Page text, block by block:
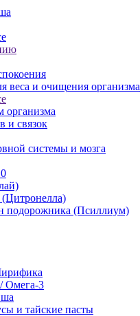
веса и очищения организма
организма
и связок
системы и мозга
подорожника (Псиллиум)
Омега-3
и тайские пасты